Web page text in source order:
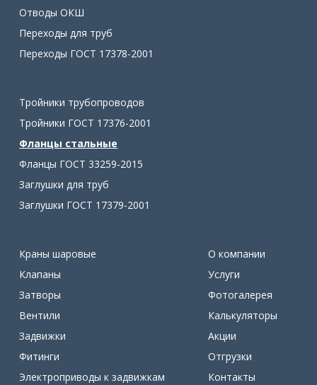
Отводы ОКШ
Переходы для труб
Переходы ГОСТ 17378-2001
Тройники трубопроводов
Тройники ГОСТ 17376-2001
Фланцы стальные
Фланцы ГОСТ 33259-2015
Заглушки для труб
Заглушки ГОСТ 17379-2001
Краны шаровые
Клапаны
Затворы
Вентили
Задвижки
Фитинги
Электроприводы к задвижкам
О компании
Услуги
Фотогалерея
Калькуляторы
Акции
Отгрузки
Контакты